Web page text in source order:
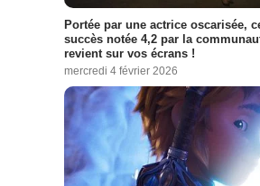
Portée par une actrice oscarisée,
succès notée 4,2 par la
revient sur vos écrans !
mercredi 4 février 2026